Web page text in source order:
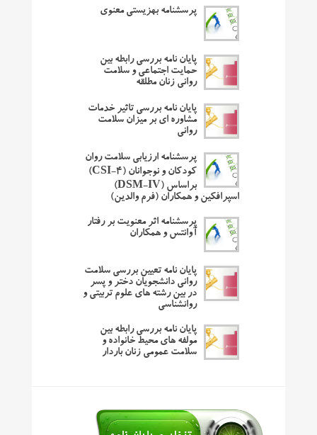
پرسشنامه بهزیستی معنوی
پایان نامه بررسی رابطه بین
حمایت اجتماعی و سلامت
روانی زنان مطلقه
پایان نامه بررسی تاثیر خدمات
مشاوره ای بر میزان سلامت
روانی
پرسشنامه ارزیابی سلامت روان
کودکان و نوجوانان (CSI-4)
براساس (DSM-IV)
اسپرافکین و همکاران (فرم والدین)
پرسشنامه اثر معنویت بر رفتار
آوانتس و همکاران
پایان نامه تعیین بررسی سلامت
روانی دانشجویان دختر و پسر
در بین رشته های علوم تربیتی و
روانشناسی
پایان نامه بررسی رابطه بین
مولفه ‌های محیط خانواده و
سلامت عمومی زنان باردار